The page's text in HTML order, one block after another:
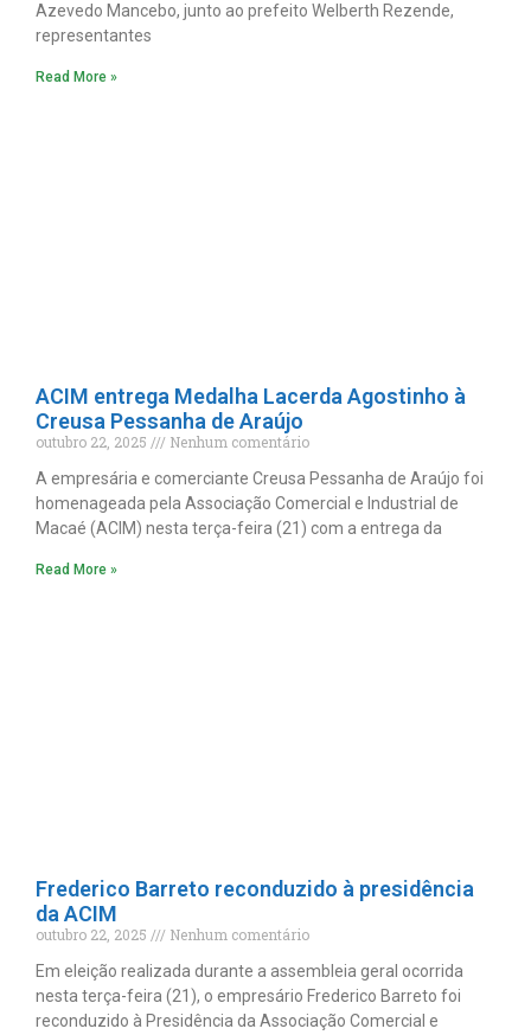
Azevedo Mancebo, junto ao prefeito Welberth Rezende,
representantes
Read More »
ACIM entrega Medalha Lacerda Agostinho à
Creusa Pessanha de Araújo
outubro 22, 2025
Nenhum comentário
A empresária e comerciante Creusa Pessanha de Araújo foi
homenageada pela Associação Comercial e Industrial de
Macaé (ACIM) nesta terça-feira (21) com a entrega da
Read More »
Frederico Barreto reconduzido à presidência
da ACIM
outubro 22, 2025
Nenhum comentário
Em eleição realizada durante a assembleia geral ocorrida
nesta terça-feira (21), o empresário Frederico Barreto foi
reconduzido à Presidência da Associação Comercial e